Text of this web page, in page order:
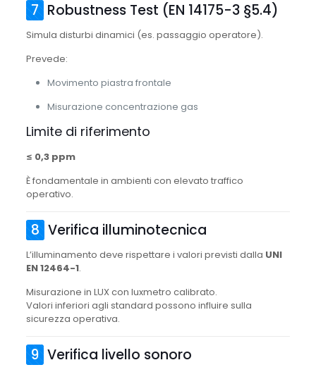
7 Robustness Test (EN 14175-3 §5.4)
Simula disturbi dinamici (es. passaggio operatore).
Prevede:
Movimento piastra frontale
Misurazione concentrazione gas
Limite di riferimento
≤ 0,3 ppm
È fondamentale in ambienti con elevato traffico
operativo.
8 Verifica illuminotecnica
L’illuminamento deve rispettare i valori previsti dalla UNI
EN 12464-1.
Misurazione in LUX con luxmetro calibrato.
Valori inferiori agli standard possono influire sulla
sicurezza operativa.
9 Verifica livello sonoro